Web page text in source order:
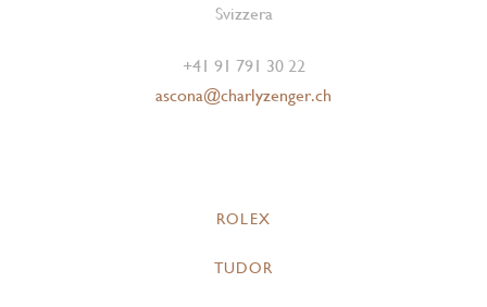
Svizzera
+41 91 791 30 22
ascona@charlyzenger.ch
ROLEX
TUDOR